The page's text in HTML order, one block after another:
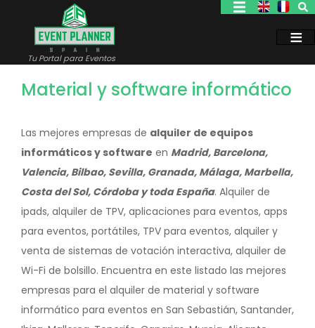
contenido
Tu Portal para Eventos
Material y software informático
Las mejores empresas de alquiler de equipos
informáticos y software en Madrid, Barcelona,
Valencia, Bilbao, Sevilla, Granada, Málaga, Marbella,
Costa del Sol, Córdoba y toda España. Alquiler de
ipads, alquiler de TPV, aplicaciones para eventos, apps
para eventos, portátiles, TPV para eventos, alquiler y
venta de sistemas de votación interactiva, alquiler de
Wi-Fi de bolsillo. Encuentra en este listado las mejores
empresas para el alquiler de material y software
informático para eventos en San Sebastián, Santander,